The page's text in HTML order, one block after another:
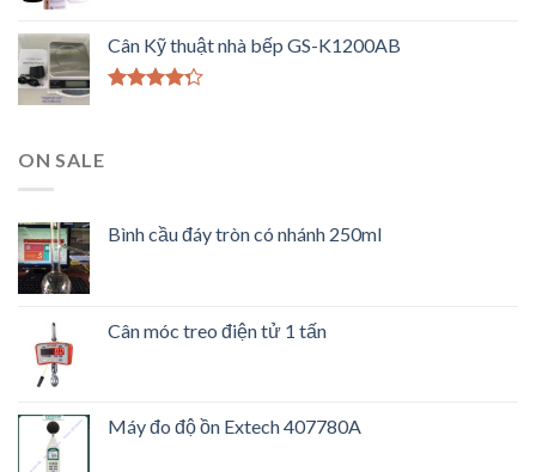
5 sao
Cân Kỹ thuật nhà bếp GS-K1200AB
ON SALE
Bình cầu đáy tròn có nhánh 250ml
Cân móc treo điện tử 1 tấn
Máy đo độ ồn Extech 407780A